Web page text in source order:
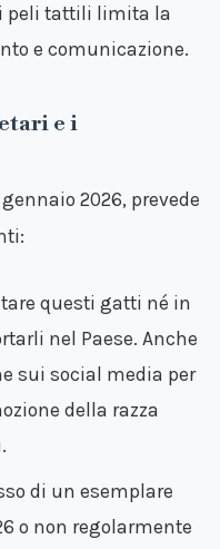
peli tattili limita la
e comunicazione.
e i
2026, prevede
questi gatti né in
nel Paese. Anche
sui social media per
della razza
di un esemplare
o non regolarmente